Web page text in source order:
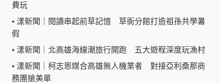
費玩
• 漾新聞｜閱讀串起前草記憶 草衙分館打造祖孫共學暑
假
• 漾新聞｜北高雄海線潮旅行開跑 五大遊程深度玩漁村
• 漾新聞｜柯志恩媒合高雄無人機業者 對接亞利桑那商
務團搶美單